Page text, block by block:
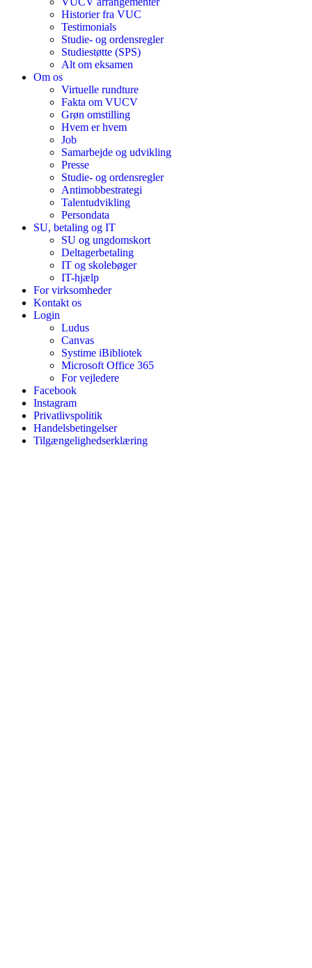
Historier fra VUC
Testimonials
Studie- og ordensregler
Studiestøtte (SPS)
Alt om eksamen
Om os
Virtuelle rundture
Fakta om VUCV
Grøn omstilling
Hvem er hvem
Job
Samarbejde og udvikling
Presse
Studie- og ordensregler
Antimobbestrategi
Talentudvikling
Persondata
SU, betaling og IT
SU og ungdomskort
Deltagerbetaling
IT og skolebøger
IT-hjælp
For virksomheder
Kontakt os
Login
Ludus
Canvas
Systime iBibliotek
Microsoft Office 365
For vejledere
Facebook
Instagram
Privatlivspolitik
Handelsbetingelser
Tilgængelighedserklæring